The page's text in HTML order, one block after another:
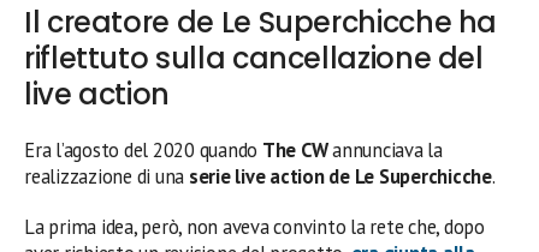
Il creatore de Le Superchicche ha
riflettuto sulla cancellazione del
live action
Era l’agosto del 2020 quando The CWannunciava la
realizzazione di una serie live action de Le Superchicche.
La prima idea, però, non aveva convinto la rete che, dopo